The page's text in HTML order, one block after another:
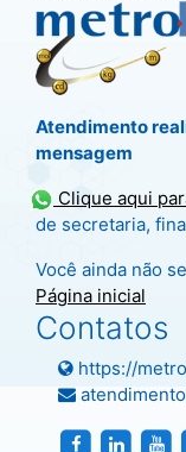
Atendimento
mensagem
Clique aqui
de secretaria,
Você ainda não
Página inicial
Contatos
https://
http://